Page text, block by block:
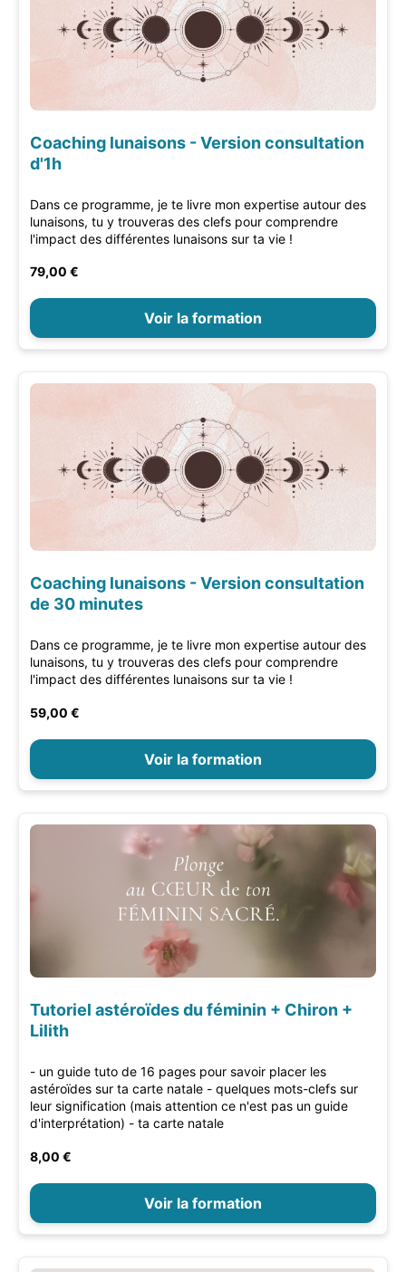
Coaching lunaisons - Version consultation
d'1h
Dans ce programme, je te livre mon expertise autour des
lunaisons, tu y trouveras des clefs pour comprendre
l'impact des différentes lunaisons sur ta vie !
79,00 €
Voir la formation
Coaching lunaisons - Version consultation
de 30 minutes
Dans ce programme, je te livre mon expertise autour des
lunaisons, tu y trouveras des clefs pour comprendre
l'impact des différentes lunaisons sur ta vie !
59,00 €
Voir la formation
Tutoriel astéroïdes du féminin + Chiron +
Lilith
- un guide tuto de 16 pages pour savoir placer les
astéroïdes sur ta carte natale - quelques mots-clefs sur
leur signification (mais attention ce n'est pas un guide
d'interprétation) - ta carte natale
8,00 €
Voir la formation